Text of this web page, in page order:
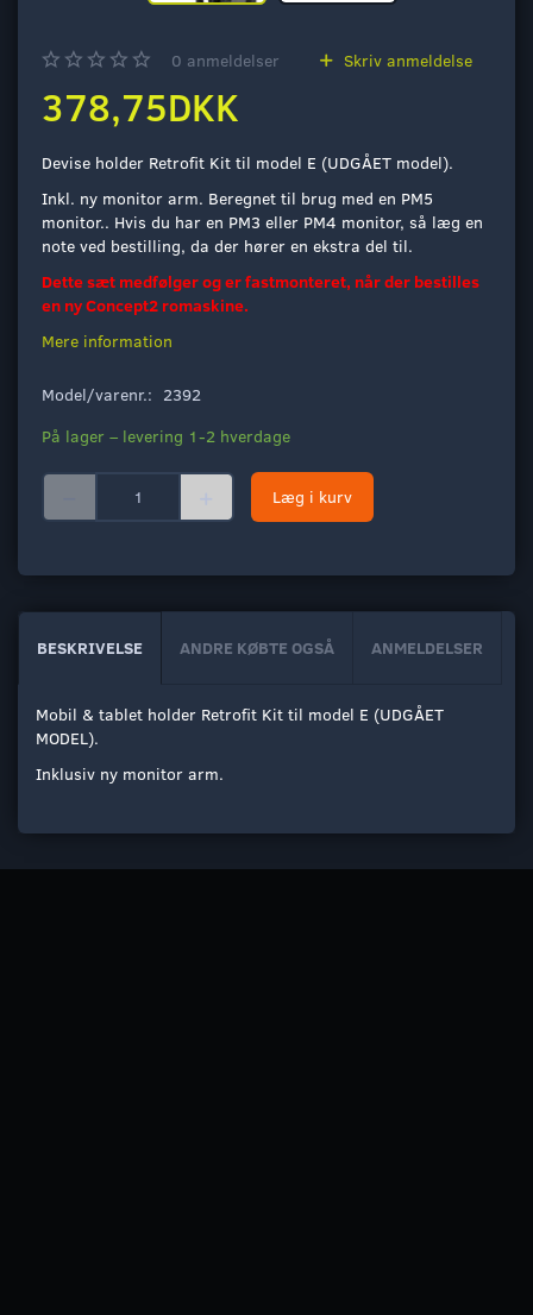
0 anmeldelser Skriv anmeldelse
378,75DKK
Devise holder Retrofit Kit til model E (UDGÅET model).
Inkl. ny monitor arm. Beregnet til brug med en PM5
monitor.. Hvis du har en PM3 eller PM4 monitor, så læg en
note ved bestilling, da der hører en ekstra del til.
Dette sæt medfølger og er fastmonteret, når der bestilles
en ny Concept2 romaskine.
Mere information
Model/varenr.: 2392
På lager – levering 1-2 hverdage
Læg i kurv
BESKRIVELSE ANDRE KØBTE OGSÅ ANMELDELSER
Mobil & tablet holder Retrofit Kit til model E (UDGÅET
MODEL).
Inklusiv ny monitor arm.